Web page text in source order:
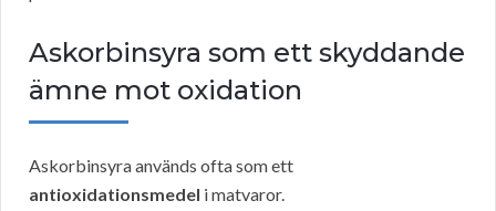
Askorbinsyra som ett skyddande
ämne mot oxidation
Askorbinsyra används ofta som ett
antioxidationsmedel i matvaror.